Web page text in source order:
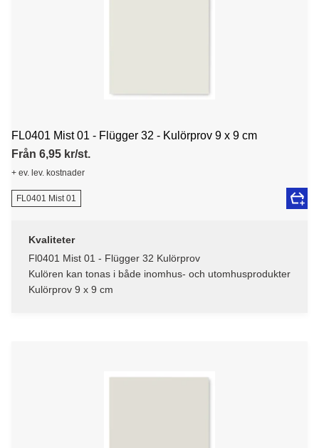
FL0401 Mist 01 - Flügger 32 - Kulörprov 9 x 9 cm
Från 6,95 kr/st.
+ ev. lev. kostnader
FL0401 Mist 01
Kvaliteter
Fl0401 Mist 01 - Flügger 32 Kulörprov
Kulören kan tonas i både inomhus- och utomhusprodukter
Kulörprov 9 x 9 cm